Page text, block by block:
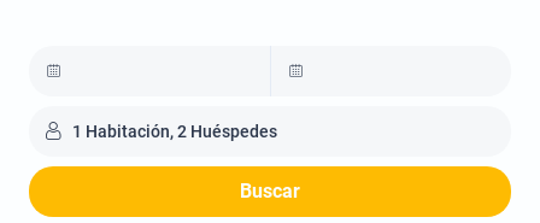
1 Habitación, 2 Huéspedes
Buscar